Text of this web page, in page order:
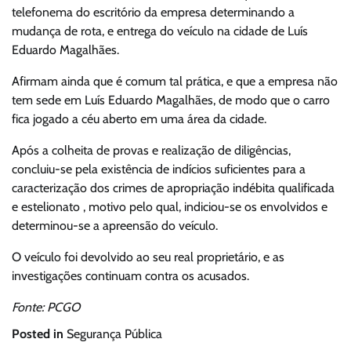
telefonema do escritório da empresa determinando a
mudança de rota, e entrega do veículo na cidade de Luís
Eduardo Magalhães.
Afirmam ainda que é comum tal prática, e que a empresa não
tem sede em Luís Eduardo Magalhães, de modo que o carro
fica jogado a céu aberto em uma área da cidade.
Após a colheita de provas e realização de diligências,
concluiu-se pela existência de indícios suficientes para a
caracterização dos crimes de apropriação indébita qualificada
e estelionato , motivo pelo qual, indiciou-se os envolvidos e
determinou-se a apreensão do veículo.
O veículo foi devolvido ao seu real proprietário, e as
investigações continuam contra os acusados.
Fonte: PCGO
Posted in Segurança Pública